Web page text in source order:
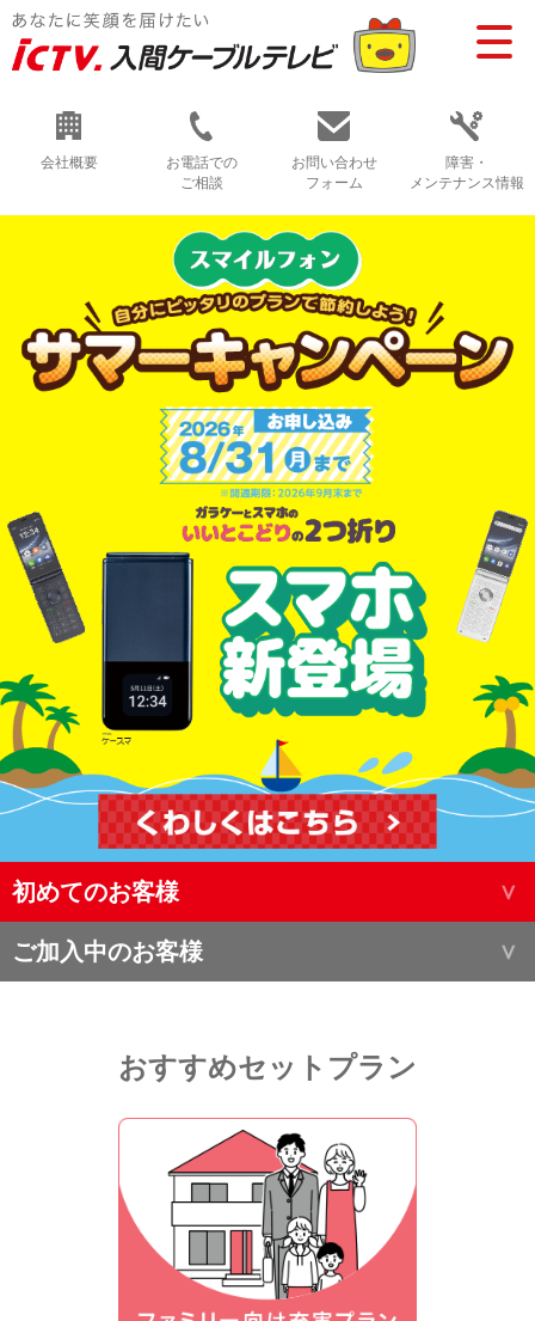
会社概要
お電話での
ご相談
お問い合わせ
フォーム
障害・
メンテナンス情報
初めてのお客様
ご加入中のお客様
おすすめセットプラン